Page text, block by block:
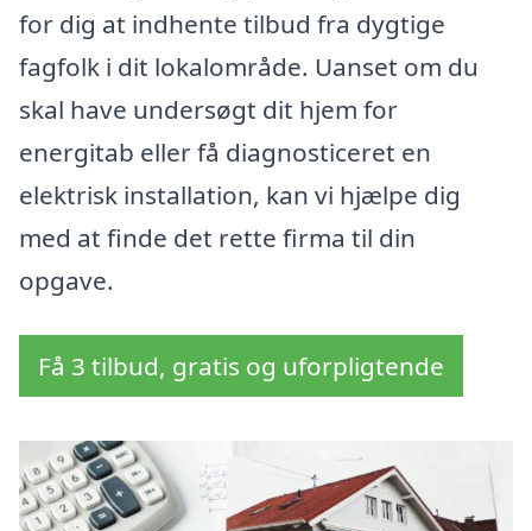
for dig at indhente tilbud fra dygtige
fagfolk i dit lokalområde. Uanset om du
skal have undersøgt dit hjem for
energitab eller få diagnosticeret en
elektrisk installation, kan vi hjælpe dig
med at finde det rette firma til din
opgave.
Få 3 tilbud, gratis og uforpligtende